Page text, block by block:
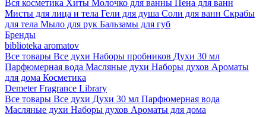
Вся косметика Хиты Молочко для ванны Пена для ванн
Мисты для лица и тела Гели для душа Соли для ванн Скрабы
для тела Мыло для рук Бальзамы для губ
Бренды
biblioteka aromatov
Все товары Все духи Наборы пробников Духи 30 мл
Парфюмерная вода Масляные духи Наборы духов Ароматы
для дома Косметика
Demeter Fragrance Library
Все товары Все духи Духи 30 мл Парфюмерная вода
Масляные духи Наборы духов Ароматы для дома